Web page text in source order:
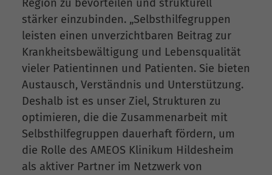
Region zu bevorteilen und strukturell
stärker einzubinden. „Selbsthilfegruppen
leisten einen unverzichtbaren Beitrag zur
Krankheitsbewältigung und Lebensqualität
vieler Patientinnen und Patienten. Sie bieten
Austausch, Verständnis und Unterstützung.
Deshalb ist es unser Ziel, Strukturen zu
optimieren, die die Zusammenarbeit mit
Selbsthilfegruppen dauerhaft fördern, um
die Rolle des AMEOS Klinikum Hildesheim
als aktiver Partner im Netzwerk von